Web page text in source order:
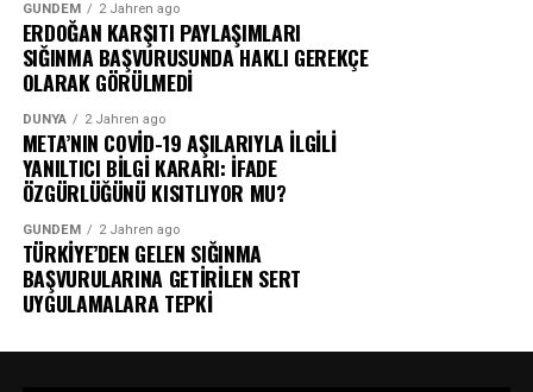
GÜNDEM 2 Jahren ago
ERDOĞAN KARŞITI PAYLAŞIMLARI
SIĞINMA BAŞVURUSUNDA HAKLI GEREKÇE
OLARAK GÖRÜLMEDİ
DÜNYA 2 Jahren ago
META’NIN COVİD-19 AŞILARIYLA İLGİLİ
YANILTICI BİLGİ KARARI: İFADE
ÖZGÜRLÜĞÜNÜ KISITLIYOR MU?
GÜNDEM 2 Jahren ago
TÜRKİYE’DEN GELEN SIĞINMA
BAŞVURULARINA GETİRİLEN SERT
UYGULAMALARA TEPKİ